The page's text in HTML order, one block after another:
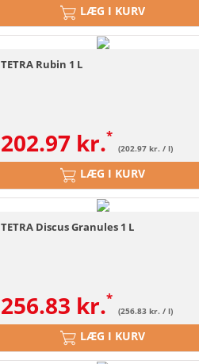
LÆG I KURV
TETRA Rubin 1 L
202.97 kr. (202.97 kr. / l)
LÆG I KURV
TETRA Discus Granules 1 L
256.83 kr. (256.83 kr. / l)
LÆG I KURV